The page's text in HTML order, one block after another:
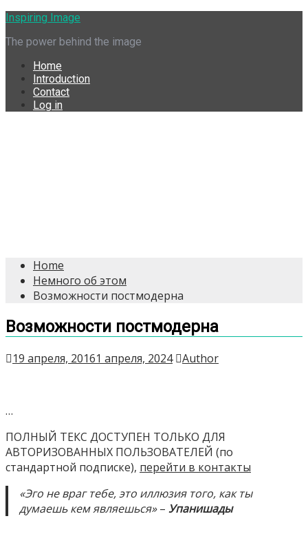
Skip
content
Inspiring Image
The power behind the image
Home
Introduction
Contact
Log in
Home
Немного об этом
Возможности постмодерна
Возможности постмодерна
19 апреля, 20161 апреля, 2024 Author
…
ПОЛНЫЙ ТЕКС ДОСТУПЕН ТОЛЬКО ДЛЯ
АВТОРИЗОВАННЫХ ПОЛЬЗОВАТЕЛЕЙ (по
стандартной подписке), перейти в контакты
«Эго не враг тебе, это иллюзия того, как ты
думаешь кем являешься»– Упанишады